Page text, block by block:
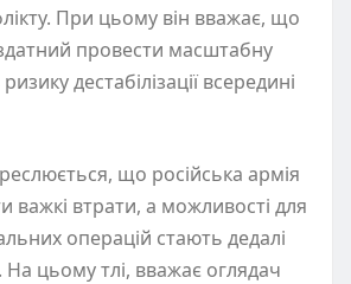
При цьому він вважає, що
провести масштабну
дестабілізації всередині
що російська армія
важкі втрати, а можливості для
операцій стають дедалі
цьому тлі, вважає оглядач